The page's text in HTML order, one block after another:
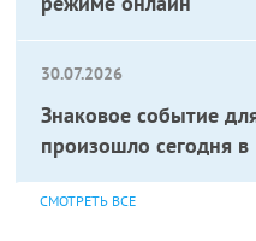
30.07.2026
Знаковое событие
произошло сегодня
СМОТРЕТЬ ВСЕ